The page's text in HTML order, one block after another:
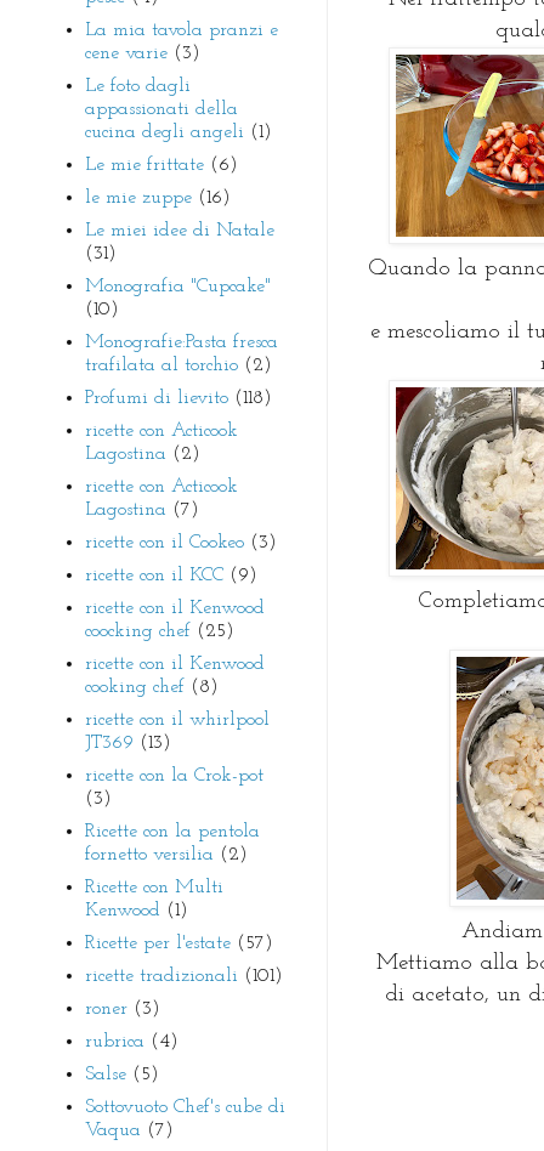
Quando la
e mescoliamo il
Mettiamo alla
di acetato, un
La mia tavola pranzi e
cene varie (3)
Le foto dagli
appassionati della
cucina degli angeli (1)
Le mie frittate (6)
le mie zuppe (16)
Le miei idee di Natale
(31)
Monografia "Cupcake"
(10)
Monografie:Pasta fresca
trafilata al torchio (2)
Profumi di lievito (118)
ricette con Acticook
Lagostina (2)
ricette con Acticook
Lagostina (7)
ricette con il Cookeo (3)
ricette con il KCC (9)
ricette con il Kenwood
coocking chef (25)
ricette con il Kenwood
cooking chef (8)
ricette con il whirlpool
JT369 (13)
ricette con la Crok-pot
(3)
Ricette con la pentola
fornetto versilia (2)
Ricette con Multi
Kenwood (1)
Ricette per l'estate (57)
ricette tradizionali (101)
roner (3)
rubrica (4)
Salse (5)
Sottovuoto Chef's cube di
Vaqua (7)